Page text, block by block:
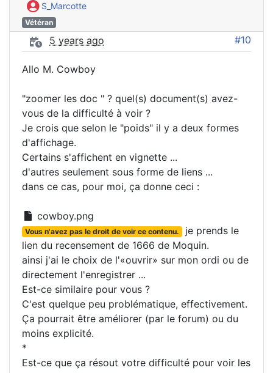
S_Marcotte
Vétéran
5 years ago #10
Allo M. Cowboy
"zoomer les doc " ? quel(s) document(s) avez-
vous de la difficulté à voir ?
Je crois que selon le "poids" il y a deux formes
d'affichage.
Certains s'affichent en vignette ...
d'autres seulement sous forme de liens ...
dans ce cas, pour moi, ça donne ceci :
cowboy.png
Vous n'avez pas le droit de voir ce contenu. je prends le
lien du recensement de 1666 de Moquin.
ainsi j'ai le choix de l'«ouvrir» sur mon ordi ou de
directement l'enregistrer ...
Est-ce similaire pour vous ?
C'est quelque peu problématique, effectivement.
Ça pourrait être améliorer (par le forum) ou du
moins explicité.
*
Est-ce que ça résout votre difficulté pour voir les